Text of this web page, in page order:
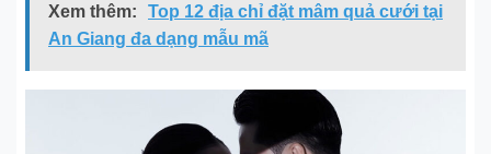
Xem thêm:
Top 12 địa chỉ đặt mâm quả cưới tại
An Giang đa dạng mẫu mã